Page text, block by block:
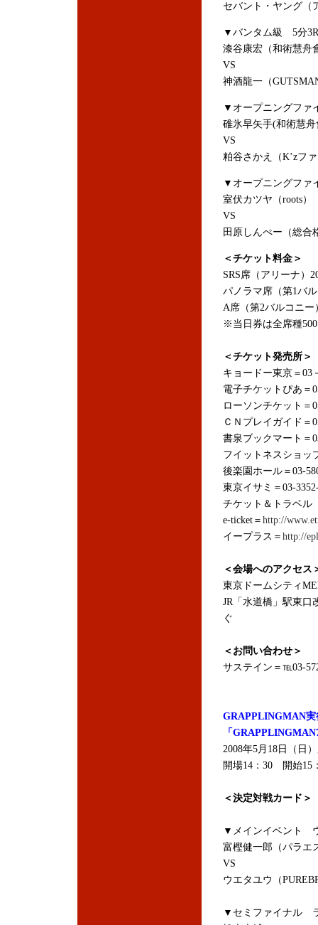
セバント・ヤング（
▼バンタム級 5分3R
漆谷康宏（和術慧舟
VS
神酒龍一（
▼オープニングフ
碓氷早矢手(和術慧舟
VS
粕谷さかえ（K’zフ
▼オープニングフ
室伏カツヤ（roots）
VS
田原しんぺー（総合
＜チケット料金＞
SRS席（アリーナ）
パノラマ席（第1バ
A席（第2バルコニ
※当日券は全席種
＜チケット発売所＞
キョードー東京＝03
電子チケットぴあ＝
ローソンチケット＝
ＣＮプレイガイド＝
書泉ブックマート＝
フイットネスショッ
後楽園ホール＝03-
東京イサミ＝03-
チケット＆トラベ
e-ticket＝ http://
イープラス＝ http://
＜会場へのアクセス
東京ドームシティ
JR「水道橋」駅東口
ぐ
＜お問い合わせ＞
サステイン＝℡03-
GRAPPLINGMAN
「
2008年5月18日（日
開場14：30 開始15
＜決定対戦カード＞
▼メインイベント
富樫健一郎（パラエ
VS
ウエタユウ（
▼セミファイナル